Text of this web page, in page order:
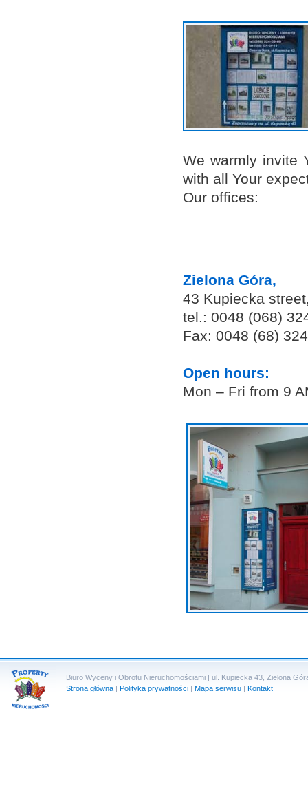
We warmly invite
with all Your
Our offices:
Zielona Góra,
43 Kupiecka
tel.: 0048 (068)
Fax: 0048 (68)
Open hours:
Mon – Fri from 9
Biuro Wyceny i Obrotu Nieruchomościami | ul. Kupiecka 43, Zielona
Strona główna| Polityka prywatności| Mapa serwisu| Kontakt